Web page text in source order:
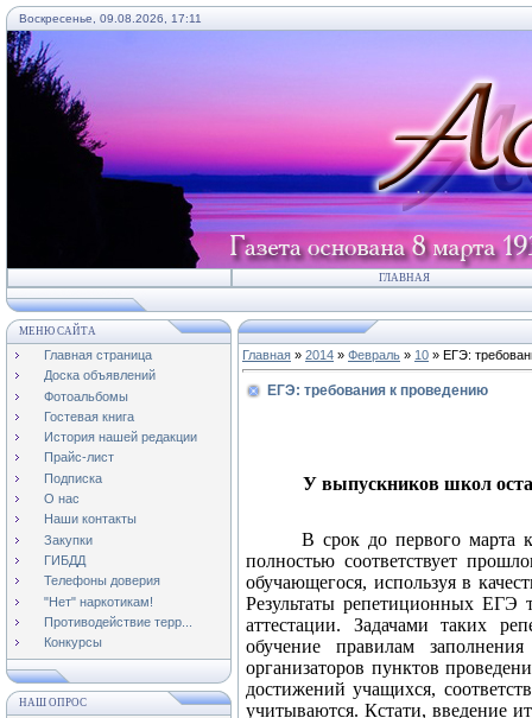
Воскресенье, 09.08.2026, 17:11
ГЛАВНАЯ
МЕНЮ САЙТА
Главная страница
Доска объявлений
Фотоальбомы
Гостевая книга
История нашей редакции
Прайс-лист
Подписка
О нас
Наши контакты
Закупки
ГИБДД
Телефоны доверия
"Нет" наркотикам!
Противодействие терр...
Конкурсы
НАШ ОПРОС
Главная » 2014 » Февраль » 10 » ЕГЭ:
ЕГЭ: требования к проведению
У выпускников школ
В срок до первого марта
полностью соответствует
обучающегося, используя в
Результаты репетиционных ЕГЭ
аттестации. Задачами таких
обучение правилам
организаторов пунктов
достижений учащихся,
учитываются. Кстати, введение